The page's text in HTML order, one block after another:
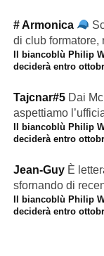
# Armonica
di club formatore,
Il biancoblù Philip
deciderà entro
Tajcnar#5 Dai
aspettiamo
Il biancoblù Philip
deciderà entro
Jean-Guy È
sfornando di
Il biancoblù Philip
deciderà entro